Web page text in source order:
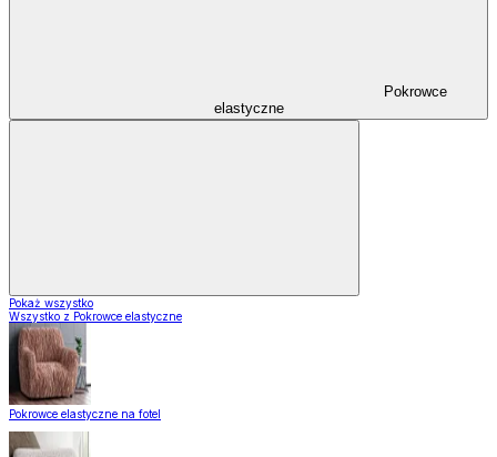
Pokrowce
elastyczne
Pokaż wszystko
Wszystko z Pokrowce elastyczne
Pokrowce elastyczne na fotel